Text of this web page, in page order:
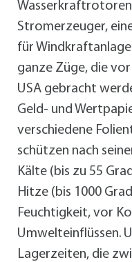
Stromerzeuger,
für
ganze Züge, die
USA gebracht
Geld- und
verschiedene
schützen nach
Kälte (bis zu 55
Hitze (bis 1000
Feuchtigkeit, vor
Umwelteinflüssen.
Lagerzeiten, die